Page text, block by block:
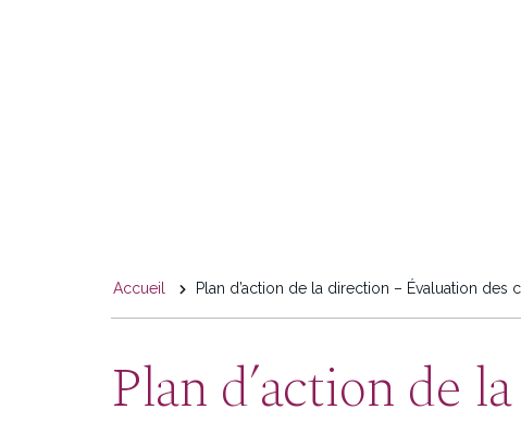
You
are
here
Accueil Plan d’action de la direction – Évaluation
Plan d’action de